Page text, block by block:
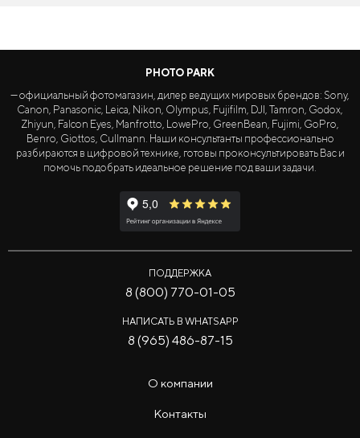
PHOTO PARK
— официальный фотомагазин, дилер ведущих мировых брендов: Sony,
Canon, Panasonic, Leica, Nikon, Olympus, Fujifilm, DJI, Tamron, Godox,
Zhiyun, Falcon Eyes, Manfrotto, LowePro, GreenBean, Fujimi, GoPro,
Benro, Giottos, Cullmann. Наши консультанты профессионально
разбираются в цифровой технике, готовы проконсультировать Вас и
помочь подобрать идеальное решение под ваши задачи.
ПОДДЕРЖКА
8 (800) 770-01-05
НАПИСАТЬ В WHATSAPP
8 (965) 486-87-15
О компании
Контакты